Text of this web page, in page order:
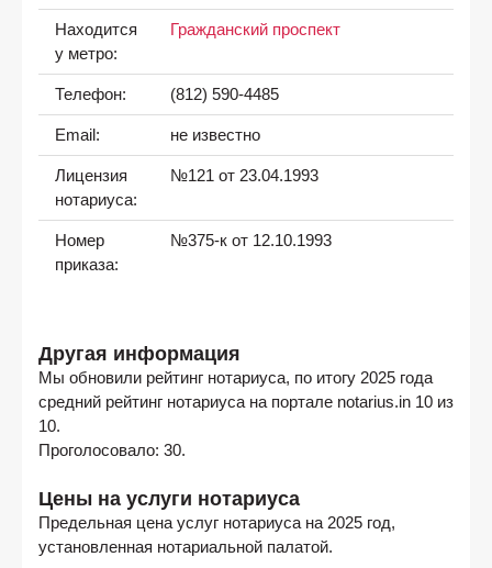
Находится
у метро:
Гражданский проспект
Телефон: (812) 590-4485
Email: не известно
Лицензия
нотариуса:
№121 от 23.04.1993
Номер
приказа:
№375-к от 12.10.1993
Другая информация
Мы обновили рейтинг нотариуса, по итогу 2025 года
средний рейтинг нотариуса на портале notarius.in 10 из
10.
Проголосовало: 30.
Цены на услуги нотариуса
Предельная цена услуг нотариуса на 2025 год,
установленная нотариальной палатой.